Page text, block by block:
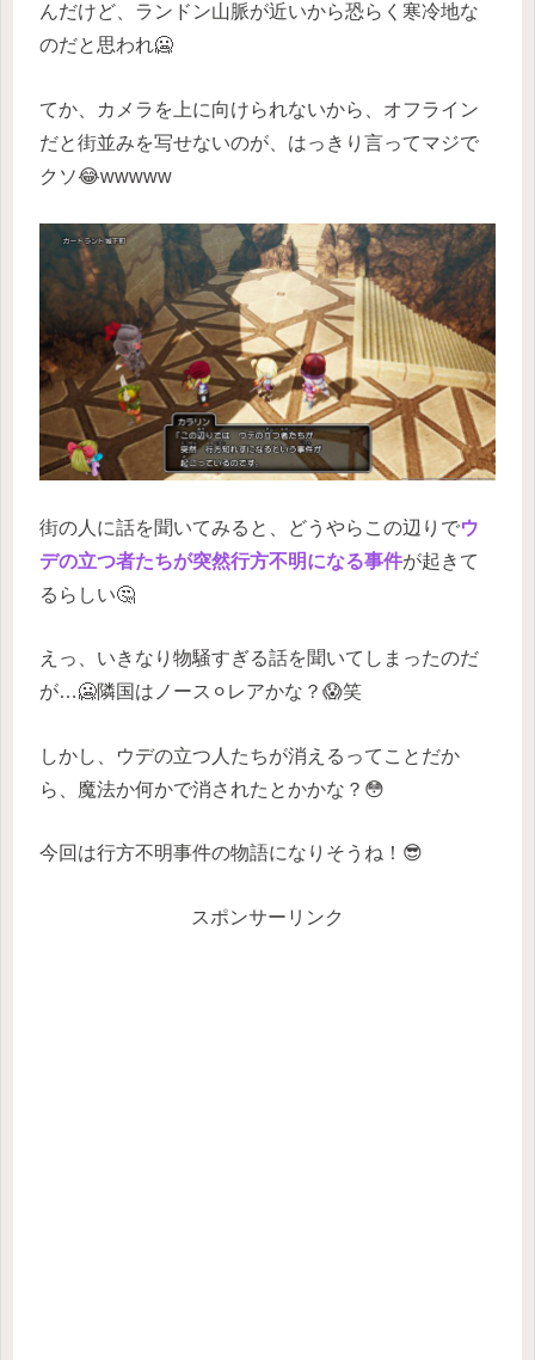
んだけど、ランドン山脈が近いから恐らく寒冷地な
のだと思われ🥶
てか、カメラを上に向けられないから、オフライン
だと街並みを写せないのが、はっきり言ってマジで
クソ😂wwwww
街の人に話を聞いてみると、どうやらこの辺りでウ
デの立つ者たちが突然行方不明になる事件が起きて
るらしい🤔
えっ、いきなり物騒すぎる話を聞いてしまったのだ
が…🥶隣国はノース⚪︎レアかな？😱笑
しかし、ウデの立つ人たちが消えるってことだか
ら、魔法か何かで消されたとかかな？😳
今回は行方不明事件の物語になりそうね！😎
スポンサーリンク